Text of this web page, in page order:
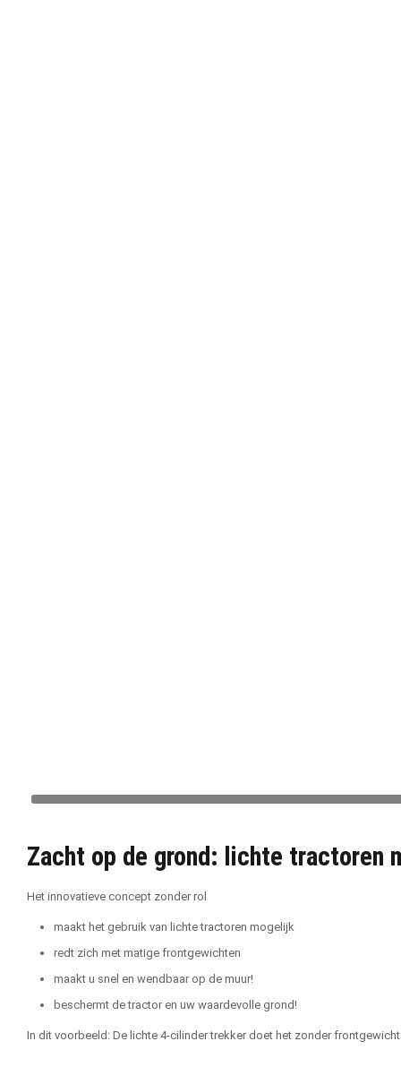
Zacht op de grond: lichte tractoren
Het innovatieve concept zonder rol
maakt het gebruik van lichte tractoren mogelijk
redt zich met matige frontgewichten
maakt u snel en wendbaar op de muur!
beschermt de tractor en uw waardevolle grond!
In dit voorbeeld: De lichte 4-cilinder trekker doet het zonder